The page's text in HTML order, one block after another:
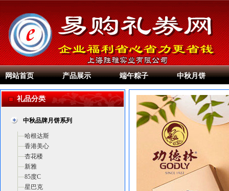
网站首页 产品展示 端午粽子 中秋月饼
礼品分类
中秋品牌月饼系列
哈根达斯
香港美心
杏花楼
新雅
85度C
星巴克